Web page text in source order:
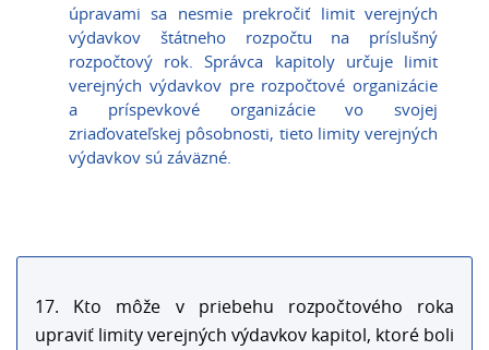
úpravami sa nesmie prekročiť limit verejných
výdavkov štátneho rozpočtu na príslušný
rozpočtový rok. Správca kapitoly určuje limit
verejných výdavkov pre rozpočtové organizácie
a príspevkové organizácie vo svojej
zriaďovateľskej pôsobnosti, tieto limity verejných
výdavkov sú záväzné.
17. Kto môže v priebehu rozpočtového roka
upraviť limity verejných výdavkov kapitol, ktoré boli